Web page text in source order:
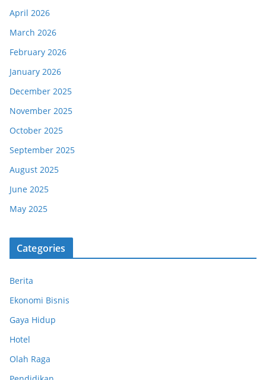
April 2026
March 2026
February 2026
January 2026
December 2025
November 2025
October 2025
September 2025
August 2025
June 2025
May 2025
Categories
Berita
Ekonomi Bisnis
Gaya Hidup
Hotel
Olah Raga